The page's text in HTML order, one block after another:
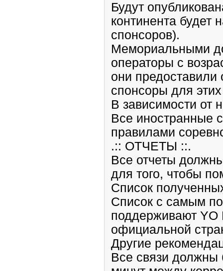
Будут
континента будет
спонсоров).
Мемориальными
операторы с
они предоставили
спонсоры для этих
В зависимости от
Все иностранные
правилами
.:: ОТЧЕТЫ ::.
Все отчеты
для того, чтобы
Список
Список с самым
поддерживают YO
официальной
Другие
Все связи должны